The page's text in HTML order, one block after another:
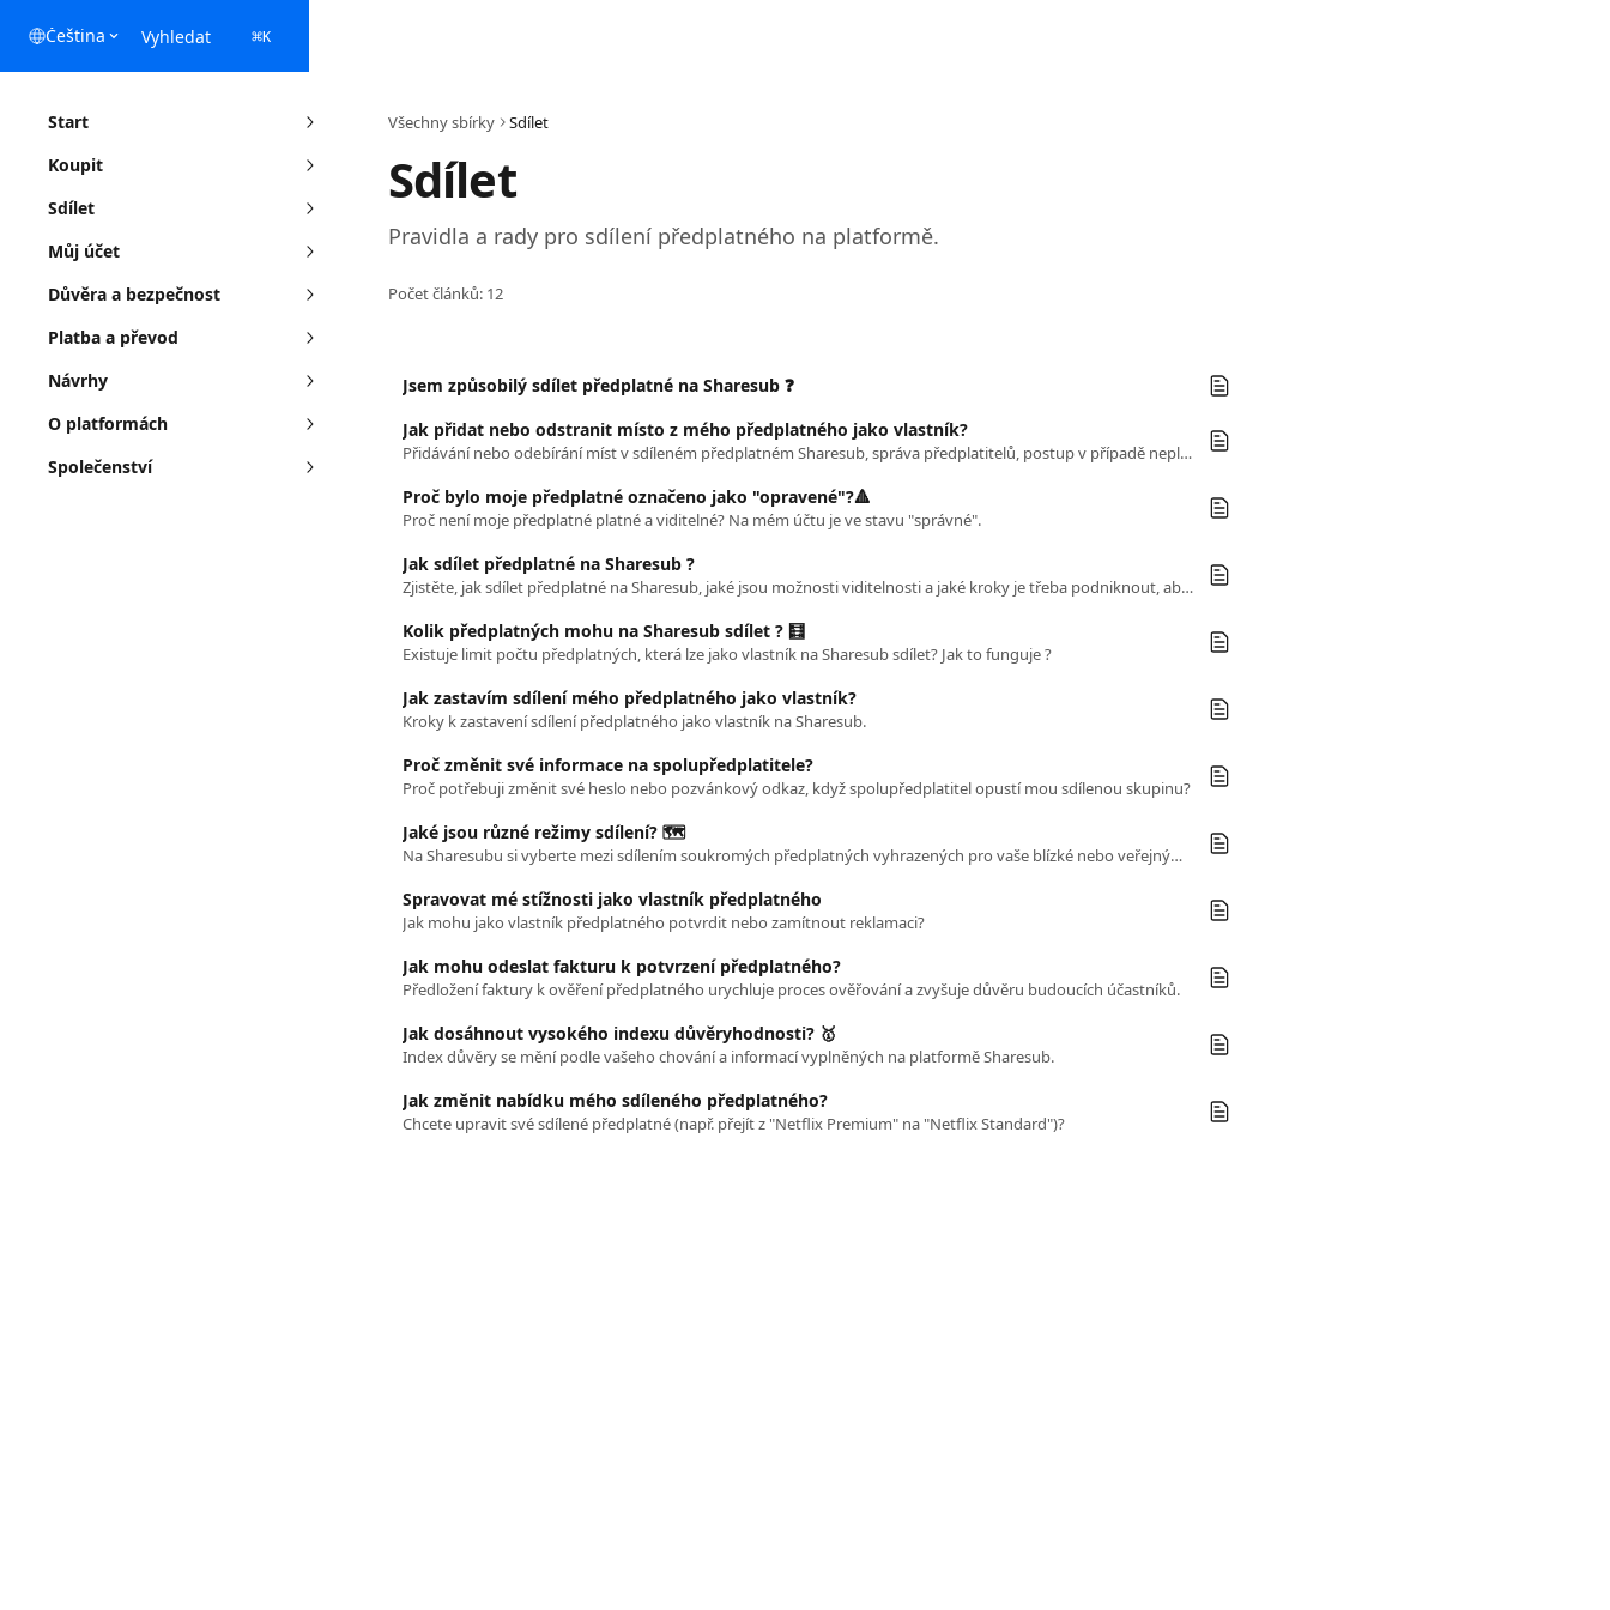
Čeština Vyhledat ⌘K
Start
Koupit
Sdílet
Můj účet
Důvěra a bezpečnost
Platba a převod
Návrhy
O platformách
Společenství
Všechny sbírky Sdílet
Sdílet
Pravidla a rady pro sdílení předplatného na platformě.
Počet článků: 12
Jsem způsobilý sdílet předplatné na Sharesub ❓
Jak přidat nebo odstranit místo z mého předplatného jako vlastník?
Přidávání nebo odebírání míst v sdíleném předplatném Sharesub, správa předplatitelů, postup v případě neplacení.
Proč bylo moje předplatné označeno jako "opravené"?🔺
Proč není moje předplatné platné a viditelné? Na mém účtu je ve stavu "správné".
Jak sdílet předplatné na Sharesub ?
Zjistěte, jak sdílet předplatné na Sharesub, jaké jsou možnosti viditelnosti a jaké kroky je třeba podniknout, aby bylo vaše sdílení dostupné.
Kolik předplatných mohu na Sharesub sdílet ? 🧮
Existuje limit počtu předplatných, která lze jako vlastník na Sharesub sdílet? Jak to funguje ?
Jak zastavím sdílení mého předplatného jako vlastník?
Kroky k zastavení sdílení předplatného jako vlastník na Sharesub.
Proč změnit své informace na spolupředplatitele?
Proč potřebuji změnit své heslo nebo pozvánkový odkaz, když spolupředplatitel opustí mou sdílenou skupinu?
Jaké jsou různé režimy sdílení? 🗺️
Na Sharesubu si vyberte mezi sdílením soukromých předplatných vyhrazených pro vaše blízké nebo veřejnými se všemi našimi uživateli!
Spravovat mé stížnosti jako vlastník předplatného
Jak mohu jako vlastník předplatného potvrdit nebo zamítnout reklamaci?
Jak mohu odeslat fakturu k potvrzení předplatného?
Předložení faktury k ověření předplatného urychluje proces ověřování a zvyšuje důvěru budoucích účastníků.
Jak dosáhnout vysokého indexu důvěryhodnosti? 🥇
Index důvěry se mění podle vašeho chování a informací vyplněných na platformě Sharesub.
Jak změnit nabídku mého sdíleného předplatného?
Chcete upravit své sdílené předplatné (např. přejít z "Netflix Premium" na "Netflix Standard")?